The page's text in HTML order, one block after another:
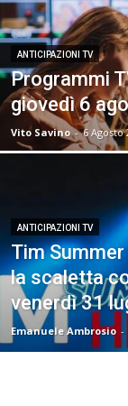
ANTICIPAZIONI TV
Programmi
giovedì 6
Vito Savino - 6 Agosto
ANTICIPAZIONI TV
Tim
la scaletta
venerdì 31
Emanuele Ambrosio -